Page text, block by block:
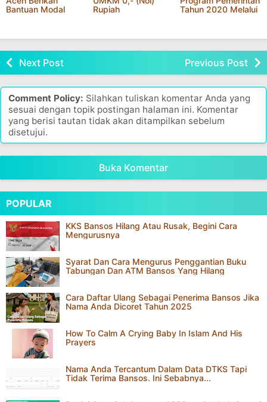
Bantuan Modal
Usaha
Rupiah
Tahun 2020 Melalui
Kementerian
Next Post Previous Post
Comment Policy:Silahkan tuliskan komentar Anda yang
yang berisi tautan tidak akan ditampilkan sebelum
POPULAR
KKS Bansos Hilang Atau Rusak, Begini Cara
Mengurusnya
Syarat Dan Cara Mengurus Penggantian Buku
Tabungan Dan ATM Bansos Yang Hilang
Cara Daftar Ulang Sebagai Penerima Bansos Jika
Nama Anda Dicoret Tahun 2025
How To Calm A Crying Baby In Islam And His
Prayers